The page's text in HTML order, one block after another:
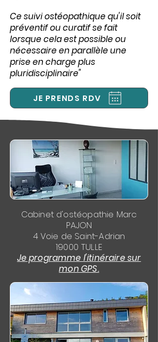
Ce suivi ostéopathique qu'il soit
préventif ou curatif se fait
lorsque cela est possible ou
nécessaire en parallèle une
prise en charge plus
pluridisciplinaire"
JE PRENDS RDV
Cabinet d'ostéopathie Marc
PAJON
4 Voie de Saint-Adrian
19000 TULLE
Je programme l'itinéraire sur
mon GPS.